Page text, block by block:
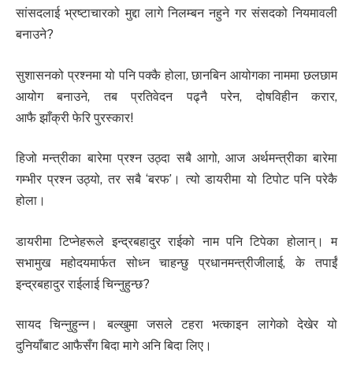
सांसदलाई भ्रष्टाचारको मुद्दा लागे निलम्बन नहुने गर संसदको नियमावली
बनाउने?
सुशासनको प्रश्नमा यो पनि पक्कै होला, छानबिन आयोगका नाममा छलछाम
आयोग बनाउने, तब प्रतिवेदन पढ्नै परेन, दोषविहीन करार,
आफै झाँक्री फेरि पुरस्कार!
हिजो मन्त्रीका बारेमा प्रश्न उठ्दा सबै आगो, आज अर्थमन्त्रीका बारेमा
गम्भीर प्रश्न उठ्यो, तर सबै ‘बरफ’। त्यो डायरीमा यो टिपोट पनि परेकै
होला।
डायरीमा टिप्नेहरूले इन्द्रबहादुर राईको नाम पनि टिपेका होलान्। म
सभामुख महोदयमार्फत सोध्न चाहन्छु प्रधानमन्त्रीजीलाई, के तपाईं
इन्द्रबहादुर राईलाई चिन्नुहुन्छ?
सायद चिन्नुहुन्न। बल्खुमा जसले टहरा भत्काइन लागेको देखेर यो
दुनियाँबाट आफैसँग बिदा मागे अनि बिदा लिए।